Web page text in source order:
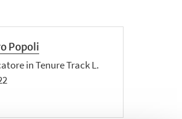
Popoli
in Tenure Track L.